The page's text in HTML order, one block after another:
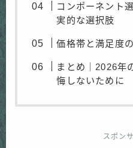
コンポーネント
実的な選択肢
価格帯と満足度
まとめ｜2026年
悔しないために
スポン